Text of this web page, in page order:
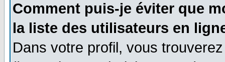
Comment puis-je éviter que
la liste des utilisateurs en
Dans votre profil, vous